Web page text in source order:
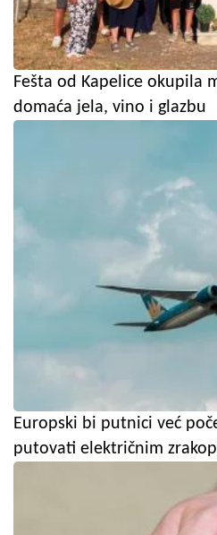
Fešta od Kapelice okupila
domaća jela, vino i glazbu
Europski bi putnici već
putovati električnim